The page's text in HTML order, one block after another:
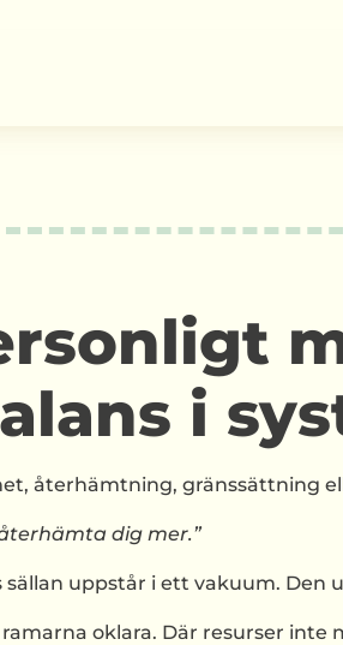
i
återhämtning, gränssättning
dig mer.”
uppstår i ett vakuum. Den
oklara. Där resurser